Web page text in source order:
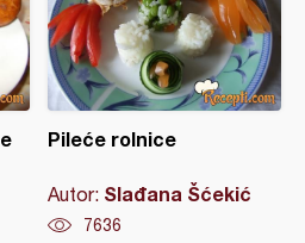
Pileće rolnice
Autor: Slađana Šćekić
7636